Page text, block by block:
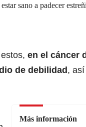
sano a padecer
en el cáncer
de debilidad , así
Más información